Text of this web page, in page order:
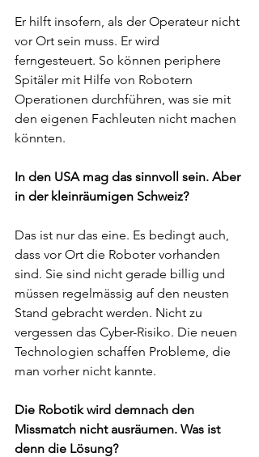
Er hilft insofern, als der Operateur nicht
vor Ort sein muss. Er wird
ferngesteuert. So können periphere
Spitäler mit Hilfe von Robotern
Operationen durchführen, was sie mit
den eigenen Fachleuten nicht machen
könnten.
In den USA mag das sinnvoll sein. Aber
in der kleinräumigen Schweiz?
Das ist nur das eine. Es bedingt auch,
dass vor Ort die Roboter vorhanden
sind. Sie sind nicht gerade billig und
müssen regelmässig auf den neusten
Stand gebracht werden. Nicht zu
vergessen das Cyber-Risiko. Die neuen
Technologien schaffen Probleme, die
man vorher nicht kannte.
Die Robotik wird demnach den
Missmatch nicht ausräumen. Was ist
denn die Lösung?